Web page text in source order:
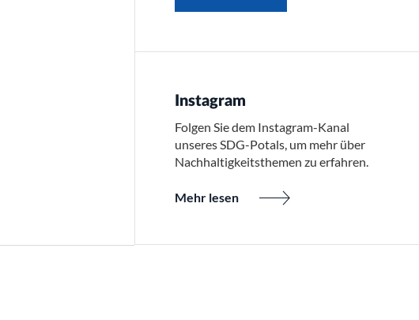
Instagram
Folgen Sie dem Instagram-Kanal
unseres SDG-Potals, um mehr über
Nachhaltigkeitsthemen zu erfahren.
Mehr lesen